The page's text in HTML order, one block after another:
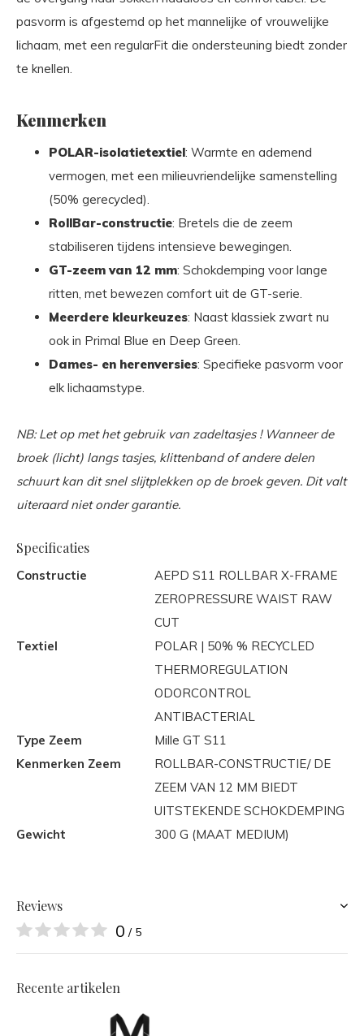
pasvorm is afgestemd op het mannelijke of vrouwelijke
lichaam, met een regularFit die ondersteuning biedt zonder
te knellen.
Kenmerken
POLAR-isolatietextiel: Warmte en ademend
vermogen, met een milieuvriendelijke samenstelling
(50% gerecycled).
RollBar-constructie: Bretels die de zeem
stabiliseren tijdens intensieve bewegingen.
GT-zeem van 12 mm: Schokdemping voor lange
ritten, met bewezen comfort uit de GT-serie.
Meerdere kleurkeuzes: Naast klassiek zwart nu
ook in Primal Blue en Deep Green.
Dames- en herenversies: Specifieke pasvorm voor
elk lichaamstype.
NB: Let op met het gebruik van zadeltasjes ! Wanneer de
broek (licht) langs tasjes, klittenband of andere delen
schuurt kan dit snel slijtplekken op de broek geven. Dit valt
uiteraard niet onder garantie.
Specificaties
Constructie
AEPD S11 ROLLBAR X-FRAME
ZEROPRESSURE WAIST RAW
CUT
Textiel
POLAR | 50% % RECYCLED
THERMOREGULATION
ODORCONTROL
ANTIBACTERIAL
Type Zeem
Mille GT S11
Kenmerken Zeem
ROLLBAR-CONSTRUCTIE/ DE
ZEEM VAN 12 MM BIEDT
UITSTEKENDE SCHOKDEMPING
Gewicht
300 G (MAAT MEDIUM)
Reviews
0 / 5
Recente artikelen